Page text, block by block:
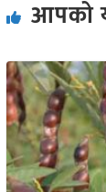
आपको